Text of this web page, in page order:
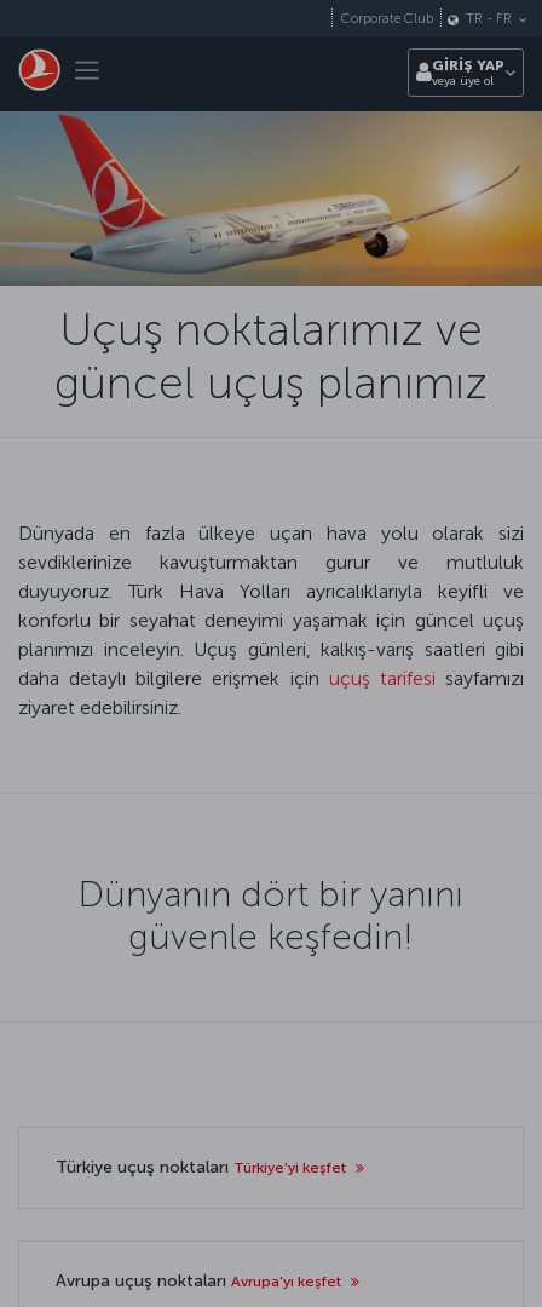
Toggle navigation
Corporate Club TR - FR
GİRİŞ YAP
veya üye ol
Uçuş noktalarımız ve
güncel uçuş planımız
Dünyada en fazla ülkeye uçan hava yolu olarak sizi
sevdiklerinize kavuşturmaktan gurur ve mutluluk
duyuyoruz. Türk Hava Yolları ayrıcalıklarıyla keyifli ve
konforlu bir seyahat deneyimi yaşamak için güncel uçuş
planımızı inceleyin. Uçuş günleri, kalkış-varış saatleri gibi
daha detaylı bilgilere erişmek için uçuş tarifesi sayfamızı
ziyaret edebilirsiniz.
Dünyanın dört bir yanını
güvenle keşfedin!
Türkiye uçuş noktaları Türkiye'yi keşfet
Avrupa uçuş noktaları Avrupa'yı keşfet